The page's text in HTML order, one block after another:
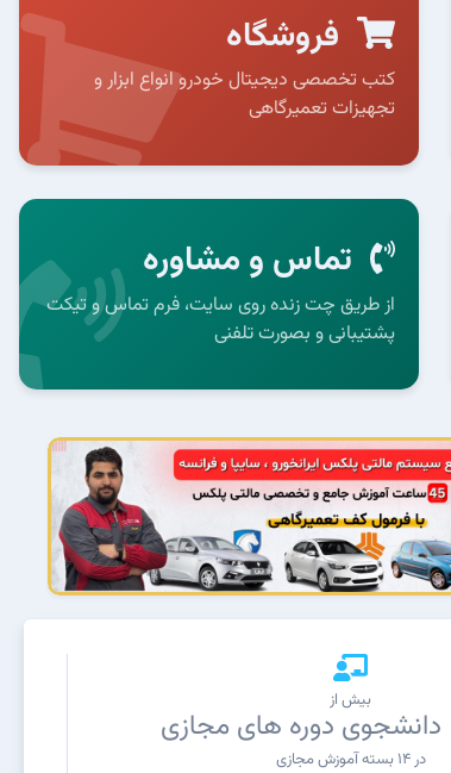
فروشگاه
کتب تخصصی دیجیتال خودرو انواع ابزار و
تجهیزات تعمیرگاهی
تماس و مشاوره
از طریق چت زنده روی سایت، فرم تماس و تیکت
پشتیبانی و بصورت تلفنی
بیش از
دانشجوی دوره های مجازی
در ۱۴ بسته آموزش مجازی